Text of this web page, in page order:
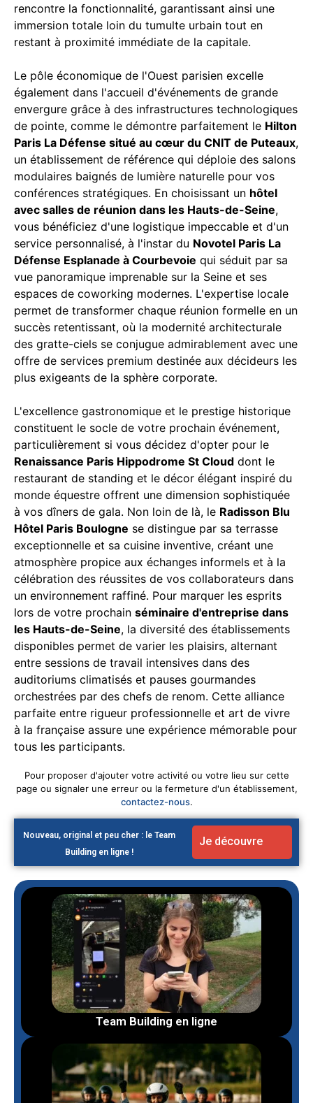
rencontre la fonctionnalité, garantissant ainsi une
immersion totale loin du tumulte urbain tout en
restant à proximité immédiate de la capitale.
Le pôle économique de l'Ouest parisien excelle
également dans l'accueil d'événements de grande
envergure grâce à des infrastructures technologiques
de pointe, comme le démontre parfaitement le Hilton
Paris La Défense situé au cœur du CNIT de Puteaux,
un établissement de référence qui déploie des salons
modulaires baignés de lumière naturelle pour vos
conférences stratégiques. En choisissant un hôtel
avec salles de réunion dans les Hauts-de-Seine,
vous bénéficiez d'une logistique impeccable et d'un
service personnalisé, à l'instar du Novotel Paris La
Défense Esplanade à Courbevoie qui séduit par sa
vue panoramique imprenable sur la Seine et ses
espaces de coworking modernes. L'expertise locale
permet de transformer chaque réunion formelle en un
succès retentissant, où la modernité architecturale
des gratte-ciels se conjugue admirablement avec une
offre de services premium destinée aux décideurs les
plus exigeants de la sphère corporate.
L'excellence gastronomique et le prestige historique
constituent le socle de votre prochain événement,
particulièrement si vous décidez d'opter pour le
Renaissance Paris Hippodrome St Cloud dont le
restaurant de standing et le décor élégant inspiré du
monde équestre offrent une dimension sophistiquée
à vos dîners de gala. Non loin de là, le Radisson Blu
Hôtel Paris Boulogne se distingue par sa terrasse
exceptionnelle et sa cuisine inventive, créant une
atmosphère propice aux échanges informels et à la
célébration des réussites de vos collaborateurs dans
un environnement raffiné. Pour marquer les esprits
lors de votre prochain séminaire d'entreprise dans
les Hauts-de-Seine, la diversité des établissements
disponibles permet de varier les plaisirs, alternant
entre sessions de travail intensives dans des
auditoriums climatisés et pauses gourmandes
orchestrées par des chefs de renom. Cette alliance
parfaite entre rigueur professionnelle et art de vivre
à la française assure une expérience mémorable pour
tous les participants.
Pour proposer d'ajouter votre activité ou votre lieu sur cette
page ou signaler une erreur ou la fermeture d'un établissement,
contactez-nous.
Nouveau, original et peu cher : le Team
Building en ligne !
Je découvre
Team Building en ligne